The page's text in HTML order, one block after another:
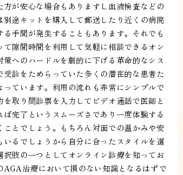
方が安心な場合もありますし血液検査などの
別途キットを購入して郵送したり近くの病院
る手間が発生することもあります。それでも
て隙間時間を利用して気軽に相談できるオン
策へのハードルを劇的に下げる革命的なシス
受診をためらっていた多くの潜在的な患者た
っています。利用の流れも非常にシンプルで
を取り問診票を入力してビデオ通話で医師と
完了というスムーズさであり一度体験する
ことでしょう。もちろん対面での温かみや安
いるでしょうから自分に合ったスタイルを選
択肢の一つとしてオンライン診療を知ってお
AGA治療において損のない知識となるはずで